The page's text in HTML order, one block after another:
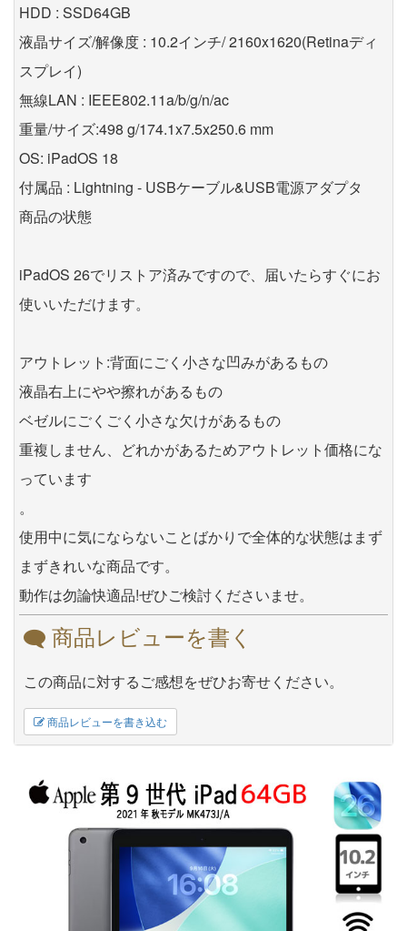
HDD : SSD64GB
液晶サイズ/解像度 : 10.2インチ/ 2160x1620(Retinaディ
スプレイ)
無線LAN : IEEE802.11a/b/g/n/ac
重量/サイズ:498 g/174.1x7.5x250.6 mm
OS: iPadOS 18
付属品 : Lightning - USBケーブル&USB電源アダプタ
商品の状態
iPadOS 26でリストア済みですので、届いたらすぐにお
使いいただけます。
アウトレット:背面にごく小さな凹みがあるもの
液晶右上にやや擦れがあるもの
ベゼルにごくごく小さな欠けがあるもの
重複しません、どれかがあるためアウトレット価格にな
っています
。
使用中に気にならないことばかりで全体的な状態はまず
まずきれいな商品です。
動作は勿論快適品!ぜひご検討くださいませ。
商品レビューを書く
この商品に対するご感想をぜひお寄せください。
商品レビューを書き込む